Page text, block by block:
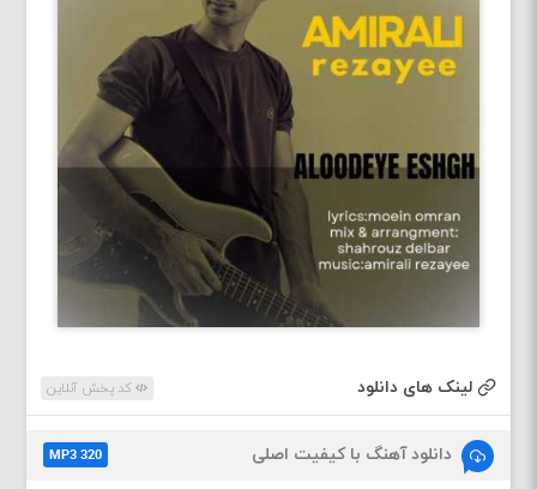
لینک های دانلود کد پخش آنلاین
دانلود آهنگ با کیفیت اصلی MP3 320